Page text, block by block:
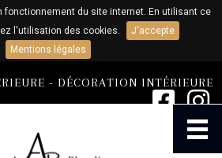
fonctionnement du site internet. En utilisant ce
l'utilisation des cookies.
J'accepte
Mentions légales
- DÉCORATION INTÉRIEURE